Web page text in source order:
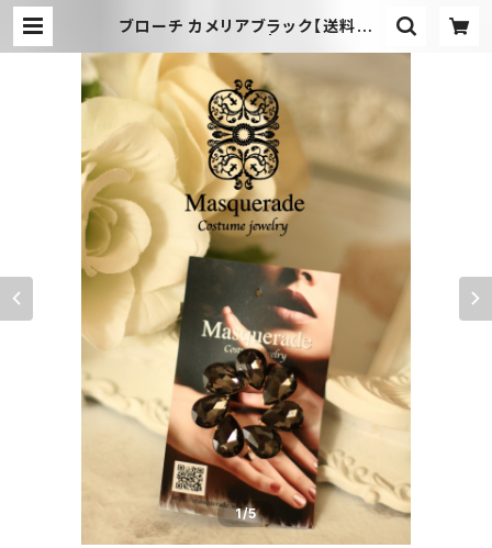
ブローチ カメリアブラック【送料無
e ジュエリー・ヘアアクセサリーshop
1/5